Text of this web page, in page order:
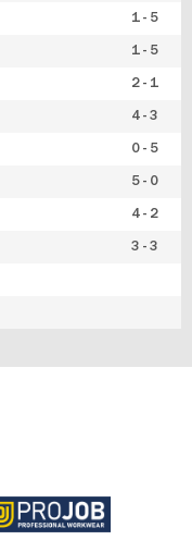
1 - 5
1 - 5
2 - 1
4 - 3
0 - 5
5 - 0
4 - 2
3 - 3